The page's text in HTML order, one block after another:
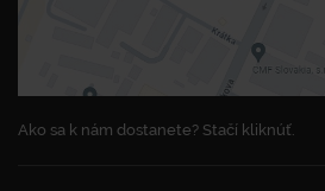
Ako sa k nám dostanete? Stačí kliknúť.